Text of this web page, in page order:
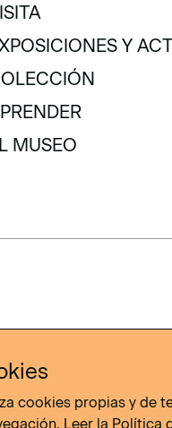
Y
Y
MUSEO
cookies propias y de
Leer la Política